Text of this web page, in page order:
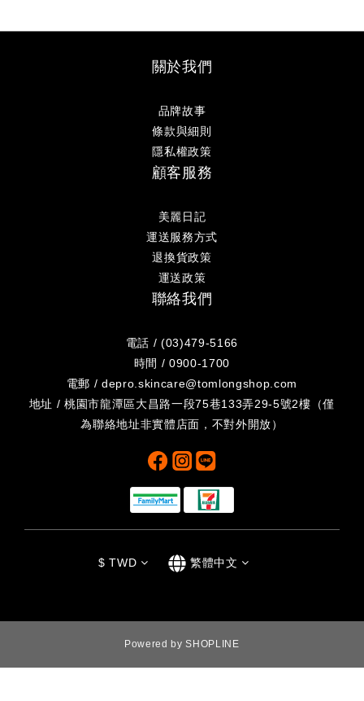
關於我們
品牌故事
條款與細則
隱私權政策
顧客服務
美麗日記
運送服務方式
退換貨政策
運送政策
聯絡我們
電話 / (03)479-5166
時間 / 0900-1700
電郵 / depro.skincare@tomlongshop.com
地址 / 桃園市龍潭區大昌路一段75巷133弄29-5號2樓（僅
為聯絡地址非實體店面，不對外開放）
$ TWD 繁體中文
Powered by SHOPLINE